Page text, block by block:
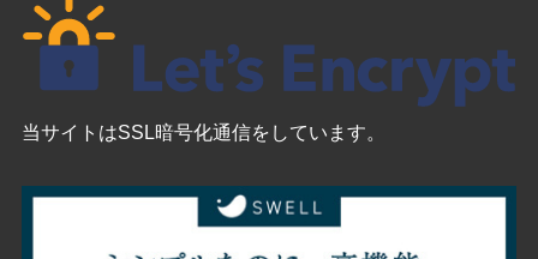
当サイトはSSL暗号化通信をしています。